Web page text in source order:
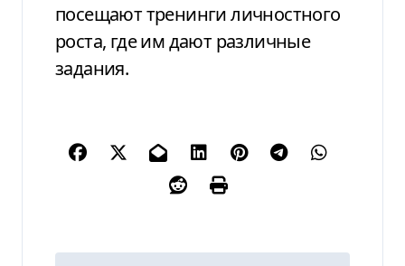
посещают тренинги личностного
роста, где им дают различные
задания.